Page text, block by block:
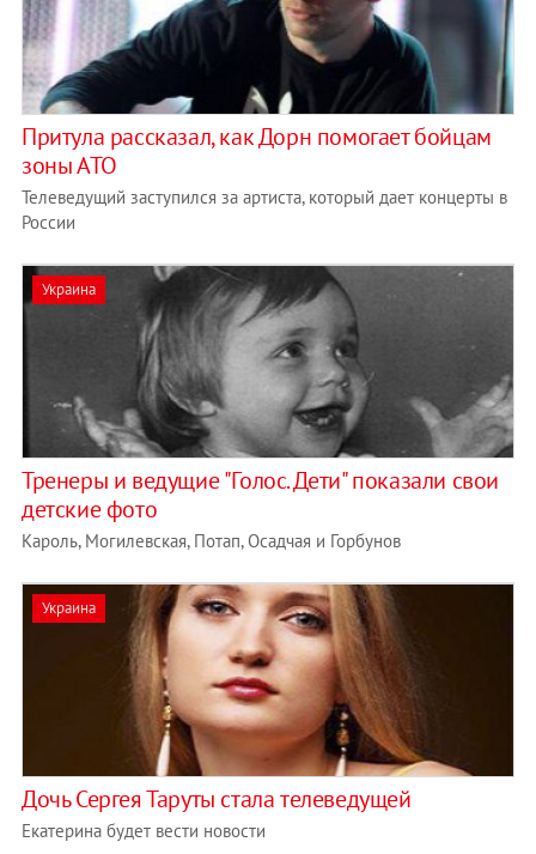
Притула рассказал, как Дорн помогает бойцам
зоны АТО
Телеведущий заступился за артиста, который дает концерты в
России
Украина
Тренеры и ведущие "Голос. Дети" показали свои
детские фото
Кароль, Могилевская, Потап, Осадчая и Горбунов
Украина
Дочь Сергея Таруты стала телеведущей
Екатерина будет вести новости